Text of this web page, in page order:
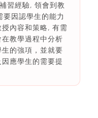
習經驗, 領會到教
因認學生的能力
內容和策略, 有需
教學過程中分析
的強項，並就要
應學生的需要提